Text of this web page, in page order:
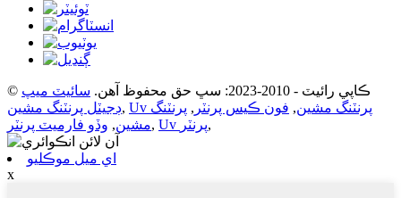
© ڪاپي رائيٽ - 2010-2023: سڀ حق محفوظ آهن.
سائيٽ ميپ
ڊجيٽل پرنٽنگ مشين, Uv پرنٽنگ مشين, فون ڪيس پرنٽر , پرنٽنگ
مشين, وڏو فارميٽ پرنٽر , Uv پرنٽر,
اي ميل موڪليو
x